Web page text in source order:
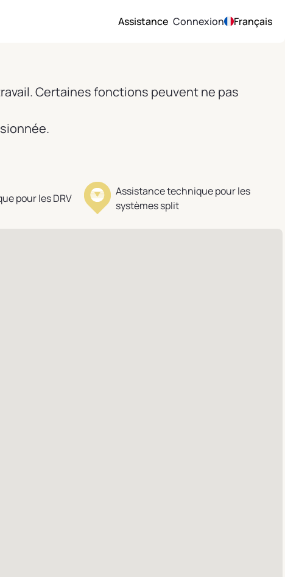
Assistance Connexion Français
Certaines fonctions peuvent ne pas
pour les DRV
Assistance technique pour les
systèmes split